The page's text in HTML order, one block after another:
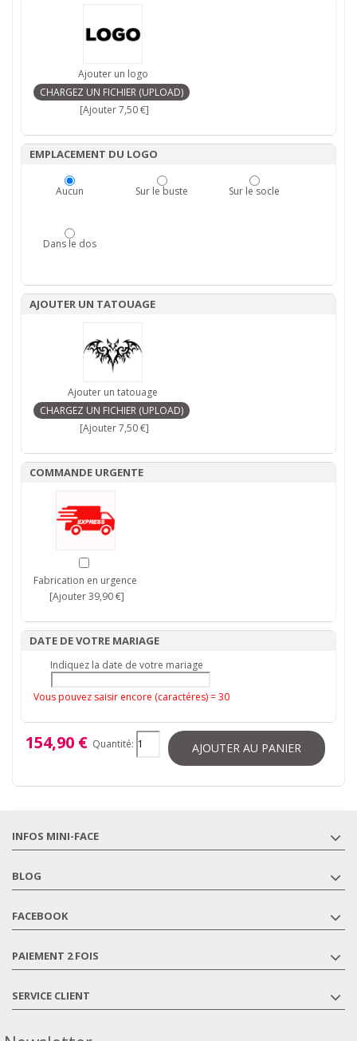
Ajouter un logo
[Ajouter 7,50 €]
EMPLACEMENT DU LOGO
Aucun Sur le buste Sur le socle
Dans le dos
AJOUTER UN TATOUAGE
Ajouter un tatouage
[Ajouter 7,50 €]
COMMANDE URGENTE
Fabrication en urgence
[Ajouter 39,90 €]
DATE DE VOTRE MARIAGE
Indiquez la date de votre mariage
Vous pouvez saisir encore (caractéres) =30
154,90 € Quantité: AJOUTER AU PANIER
INFOS MINI-FACE
BLOG
FACEBOOK
PAIEMENT 2 FOIS
SERVICE CLIENT